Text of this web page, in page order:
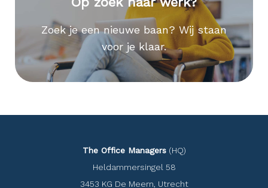
Zoek je een nieuwe baan? Wij staan
voor je klaar.
The Office Managers(HQ)
Heldammersingel 58
3453 KG De Meern, Utrecht